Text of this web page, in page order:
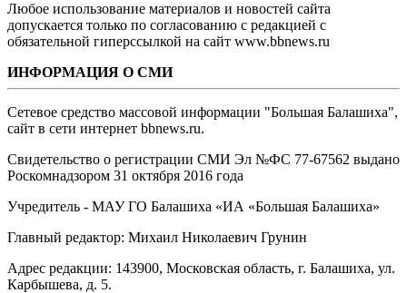
Любое использование материалов и новостей сайта
допускается только по согласованию с редакцией с
обязательной гиперссылкой на сайт www.bbnews.ru
ИНФОРМАЦИЯ О СМИ
Сетевое средство массовой информации "Большая Балашиха",
сайт в сети интернет bbnews.ru.
Свидетельство о регистрации СМИ Эл №ФС ‎77-67562 выдано
Роскомнадзором 31 октября 2016 года
Учредитель - МАУ ГО Балашиха «ИА «Большая Балашиха»
Главный редактор: Михаил Николаевич Грунин
Адрес редакции: 143900, Московская область, г. Балашиха, ул.
Карбышева, д. 5.